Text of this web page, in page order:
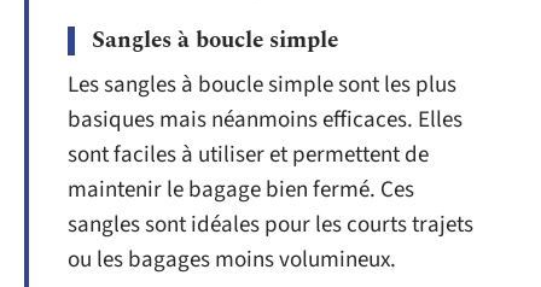
Sangles à boucle simple
Les sangles à boucle simple sont les plus
basiques mais néanmoins efficaces. Elles
sont faciles à utiliser et permettent de
maintenir le bagage bien fermé. Ces
sangles sont idéales pour les courts trajets
ou les bagages moins volumineux.